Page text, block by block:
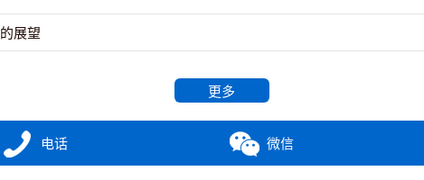
展望
更多
电话 微信